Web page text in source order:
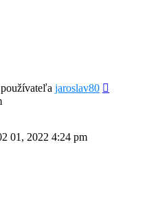
jaroslav80
01, 2022 4:24 pm